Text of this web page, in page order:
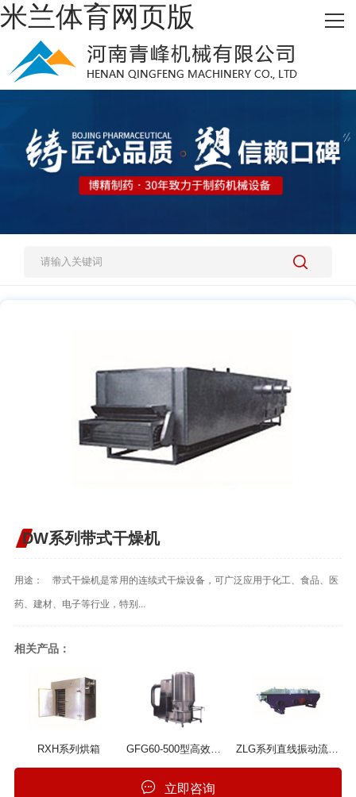
米兰体育网页版
网站米兰体育网页版
热销产品
新闻资讯
米兰体育网页版-米兰体育(中国)官方在线登录
DW系列带式干燥机
用途： 带式干燥机是常用的连续式干燥设备，可广泛应用于化工、食品、医
药、建材、电子等行业，特别...
相关产品：
RXH系列烘箱 ZLG系列直线振动流化床干燥机
立即咨询